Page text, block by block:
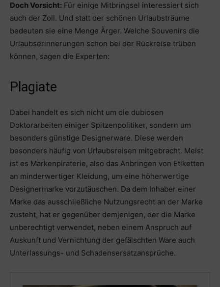
Doch Vorsicht: Für einige Mitbringsel interessiert sich
auch der Zoll. Und statt der schönen Urlaubsträume
bedeuten sie eine Menge Ärger. Welche Souvenirs die
Urlaubserinnerungen schon bei der Rückreise trüben
können, sagen die Experten:
Plagiate
Dabei handelt es sich nicht um die dubiosen
Doktorarbeiten einiger Spitzenpolitiker, sondern um
besonders günstige Designerware. Diese werden
besonders häufig von Urlaubsreisen mitgebracht. Meist
ist es Markenpiraterie, also das Anbringen von Etiketten
an minderwertiger Kleidung, um eine höherwertige
Designermarke vorzutäuschen. Da dem Inhaber einer
Marke das ausschließliche Nutzungsrecht an der Marke
zusteht, hat er gegenüber demjenigen, der die Marke
unberechtigt verwendet, neben einem Anspruch auf
Auskunft und Vernichtung der gefälschten Ware auch
Unterlassungs- und Schadensersatzansprüche.